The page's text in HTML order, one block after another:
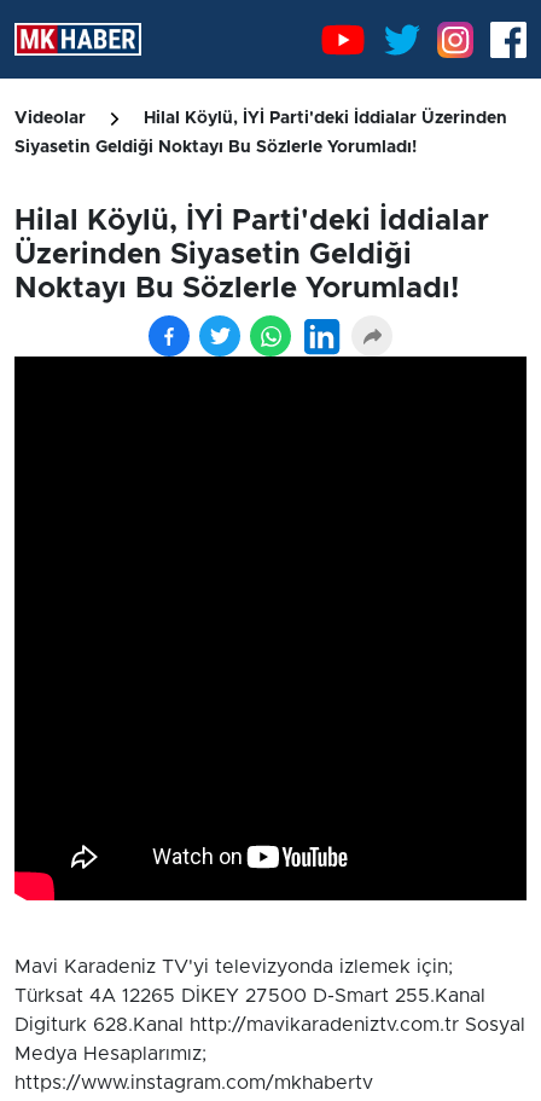
Videolar
Hilal Köylü, İYİ Parti'deki İddialar Üzerinden
Siyasetin Geldiği Noktayı Bu Sözlerle Yorumladı!
Hilal Köylü, İYİ Parti'deki İddialar
Üzerinden Siyasetin Geldiği
Noktayı Bu Sözlerle Yorumladı!
Mavi Karadeniz TV'yi televizyonda izlemek için;
Türksat 4A 12265 DİKEY 27500 D-Smart 255.Kanal
Digiturk 628.Kanal http://mavikaradeniztv.com.tr Sosyal
Medya Hesaplarımız;
https://www.instagram.com/mkhabertv